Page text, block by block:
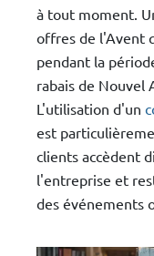
à tout moment.
offres de l'Avent
pendant la
rabais de Nouvel
L'utilisation d'un
est
clients accèdent
l'entreprise et
des événements